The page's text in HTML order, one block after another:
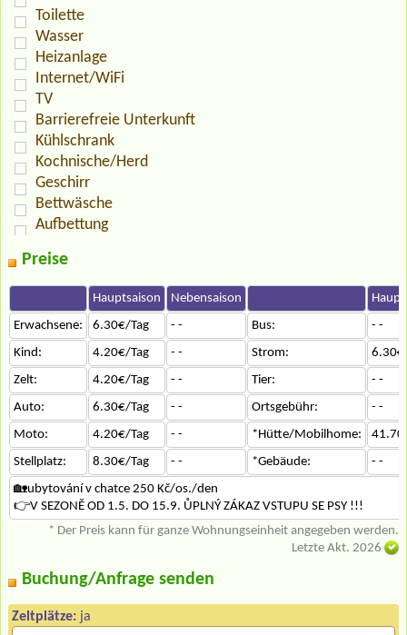
Toilette
Wasser
Heizanlage
Internet/WiFi
TV
Barrierefreie Unterkunft
Kühlschrank
Kochnische/Herd
Geschirr
Bettwäsche
Aufbettung
Preise
Hauptsaison Nebensaison
Erwachsene:
6.30€/Tag - - Bus:
- -
Kind:
4.20€/Tag - - Strom:
Zelt:
4.20€/Tag - - Tier:
- -
Auto:
6.30€/Tag - - Ortsgebühr:
- -
Moto:
4.20€/Tag - - *Hütte/Mobilhome:
Stellplatz:
8.30€/Tag - - *Gebäude:
- -
🏡ubytování v chatce 250 Kč/os./den
👉V SEZONĚ OD 1.5. DO 15.9. ŮPLNÝ ZÁKAZ VSTUPU SE PSY !!!
* Der Preis kann für ganze Wohnungseinheit angegeben werden.
Letzte Akt. 2026
Buchung/Anfrage senden
Zeltplätze: ja